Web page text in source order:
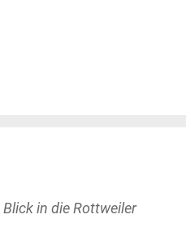
in die Rottweiler